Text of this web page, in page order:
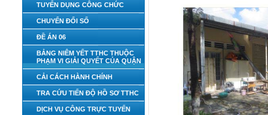
TUYỂN DỤNG CÔNG CHỨC
CHUYỂN ĐỔI SỐ
ĐỀ ÁN 06
BẢNG NIÊM YẾT TTHC THUỘC
PHẠM VI GIẢI QUYẾT CỦA QUẬN
CẢI CÁCH HÀNH CHÍNH
TRA CỨU TIẾN ĐỘ HỒ SƠ TTHC
DỊCH VỤ CÔNG TRỰC TUYẾN